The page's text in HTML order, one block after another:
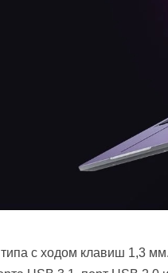
с ходом клавиш 1,3